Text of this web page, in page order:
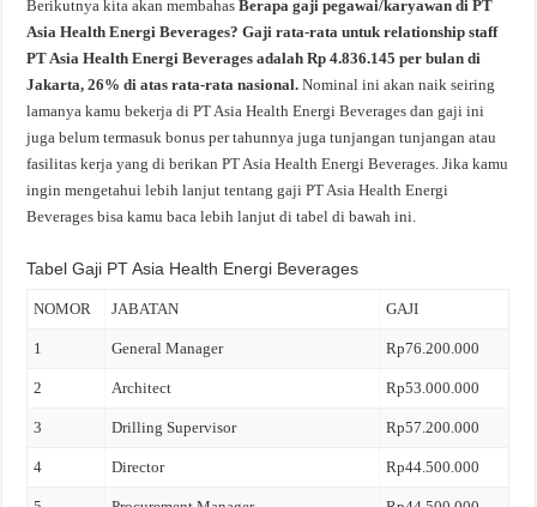
Berikutnya kita akan membahasBerapa gaji pegawai/karyawan di PT
Asia Health Energi Beverages? Gaji rata-rata untuk relationship staff
PT Asia Health Energi Beverages adalah Rp 4.836.145 per bulan di
Jakarta, 26% di atas rata-rata nasional.Nominal ini akan naik seiring
lamanya kamu bekerja di PT Asia Health Energi Beverages dan gaji ini
juga belum termasuk bonus per tahunnya juga tunjangan tunjangan atau
fasilitas kerja yang di berikan PT Asia Health Energi Beverages. Jika kamu
ingin mengetahui lebih lanjut tentang gaji PT Asia Health Energi
Beverages bisa kamu baca lebih lanjut di tabel di bawah ini.
Tabel Gaji PT Asia Health Energi Beverages
NOMOR JABATAN GAJI
1 General Manager Rp76.200.000
2 Architect Rp53.000.000
3 Drilling Supervisor Rp57.200.000
4 Director Rp44.500.000